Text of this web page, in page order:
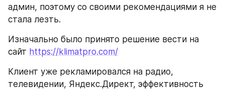
админ, поэтому со своими рекомендациями я не
стала лезть.
Изначально было принято решение вести на
сайт https://klimatpro.com/
Клиент уже рекламировался на радио,
телевидении, Яндекс.Директ, эффективность